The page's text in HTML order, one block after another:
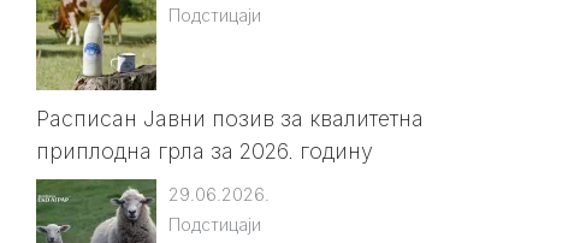
Подстицаји
Расписан Јавни позив за квалитетна
приплодна грла за 2026. годину
29.06.2026.
Подстицаји